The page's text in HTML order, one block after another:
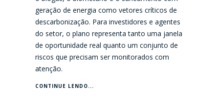
geração de energia como vetores críticos de
descarbonização. Para investidores e agentes
do setor, o plano representa tanto uma janela
de oportunidade real quanto um conjunto de
riscos que precisam ser monitorados com
atenção.
CONTINUE LENDO...